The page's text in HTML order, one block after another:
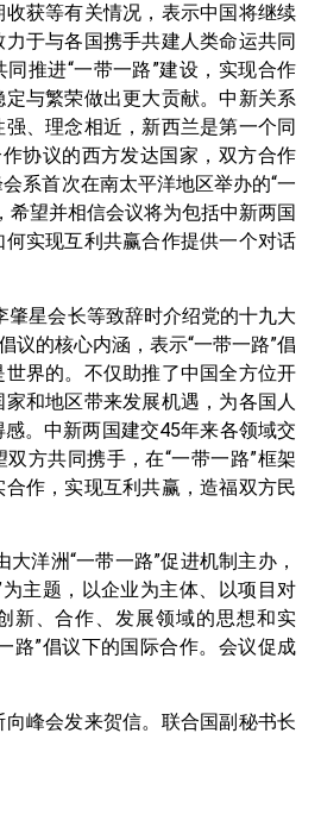
获等有关情况，表示中国将继续
于与各国携手共建人类命运共同
推进“一带一路”建设，实现合作
与繁荣做出更大贡献。中新关系
、理念相近，新西兰是第一个同
协议的西方发达国家，双方合作
系首次在南太平洋地区举办的“一
希望并相信会议将为包括中新两国
实现互利共赢合作提供一个对话
肇星会长等致辞时介绍党的十九大
议的核心内涵，表示“一带一路”倡
界的。不仅助推了中国全方位开
和地区带来发展机遇，为各国人
。中新两国建交45年来各领域交
方共同携手，在“一带一路”框架
作，实现互利共赢，造福双方民
大洋洲“一带一路”促进机制主办，
为主题，以企业为主体、以项目对
新、合作、发展领域的思想和实
路”倡议下的国际合作。会议促成
峰会发来贺信。联合国副秘书长